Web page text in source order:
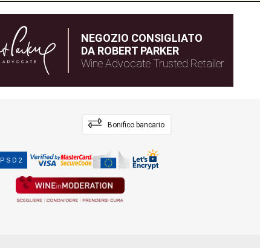
NEGOZIO CONSIGLIATO
DA ROBERT PARKER
Wine Advocate Trusted Retailer
Bonifico bancario
PSD2